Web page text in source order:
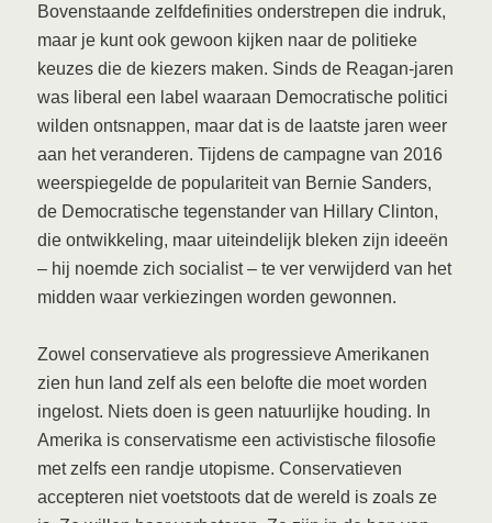
Bovenstaande zelfdefinities onderstrepen die indruk,
maar je kunt ook gewoon kijken naar de politieke
keuzes die de kiezers maken. Sinds de Reagan-jaren
was liberal een label waaraan Democratische politici
wilden ontsnappen, maar dat is de laatste jaren weer
aan het veranderen. Tijdens de campagne van 2016
weerspiegelde de populariteit van Bernie Sanders,
de Democratische tegenstander van Hillary Clinton,
die ontwikkeling, maar uiteindelijk bleken zijn ideeën
– hij noemde zich socialist – te ver verwijderd van het
midden waar verkiezingen worden gewonnen.
Zowel conservatieve als progressieve Amerikanen
zien hun land zelf als een belofte die moet worden
ingelost. Niets doen is geen natuurlijke houding. In
Amerika is conservatisme een activistische filosofie
met zelfs een randje utopisme. Conservatieven
accepteren niet voetstoots dat de wereld is zoals ze